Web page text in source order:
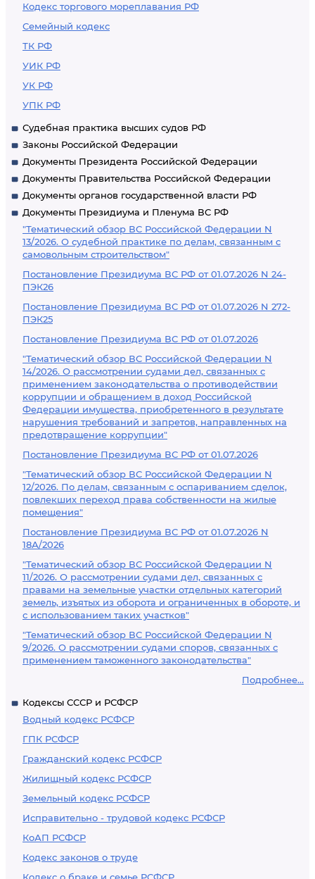
Кодекс торгового мореплавания РФ
Семейный кодекс
ТК РФ
УИК РФ
УК РФ
УПК РФ
Судебная практика высших судов РФ
Законы Российской Федерации
Документы Президента Российской Федерации
Документы Правительства Российской Федерации
Документы органов государственной власти РФ
Документы Президиума и Пленума ВС РФ
"Тематический обзор ВС Российской Федерации N
13/2026. О судебной практике по делам, связанным с
самовольным строительством"
Постановление Президиума ВС РФ от 01.07.2026 N 24-
ПЭК26
Постановление Президиума ВС РФ от 01.07.2026 N 272-
ПЭК25
Постановление Президиума ВС РФ от 01.07.2026
"Тематический обзор ВС Российской Федерации N
14/2026. О рассмотрении судами дел, связанных с
применением законодательства о противодействии
коррупции и обращением в доход Российской
Федерации имущества, приобретенного в результате
нарушения требований и запретов, направленных на
предотвращение коррупции"
Постановление Президиума ВС РФ от 01.07.2026
"Тематический обзор ВС Российской Федерации N
12/2026. По делам, связанным с оспариванием сделок,
повлекших переход права собственности на жилые
помещения"
Постановление Президиума ВС РФ от 01.07.2026 N
18А/2026
"Тематический обзор ВС Российской Федерации N
11/2026. О рассмотрении судами дел, связанных с
правами на земельные участки отдельных категорий
земель, изъятых из оборота и ограниченных в обороте, и
с использованием таких участков"
"Тематический обзор ВС Российской Федерации N
9/2026. О рассмотрении судами споров, связанных с
применением таможенного законодательства"
Подробнее...
Кодексы СССР и РСФСР
Водный кодекс РСФСР
ГПК РСФСР
Гражданский кодекс РСФСР
Жилищный кодекс РСФСР
Земельный кодекс РСФСР
Исправительно - трудовой кодекс РСФСР
КоАП РСФСР
Кодекс законов о труде